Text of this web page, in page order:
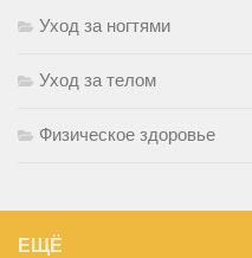
Уход за ногтями
Уход за телом
Физическое здоровье
ЕЩЁ